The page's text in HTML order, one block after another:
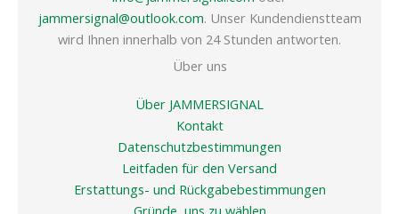
jammersignal@outlook.com. Unser Kundendienstteam
wird Ihnen innerhalb von 24 Stunden antworten.
Über uns
Über JAMMERSIGNAL
Kontakt
Datenschutzbestimmungen
Leitfaden für den Versand
Erstattungs- und Rückgabebestimmungen
Gründe, uns zu wählen